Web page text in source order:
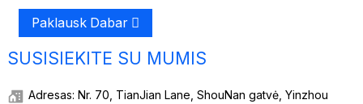
Paklausk Dabar
SUSISIEKITE SU MUMIS
Adresas: Nr. 70, TianJian Lane, ShouNan gatvė, Yinzhou